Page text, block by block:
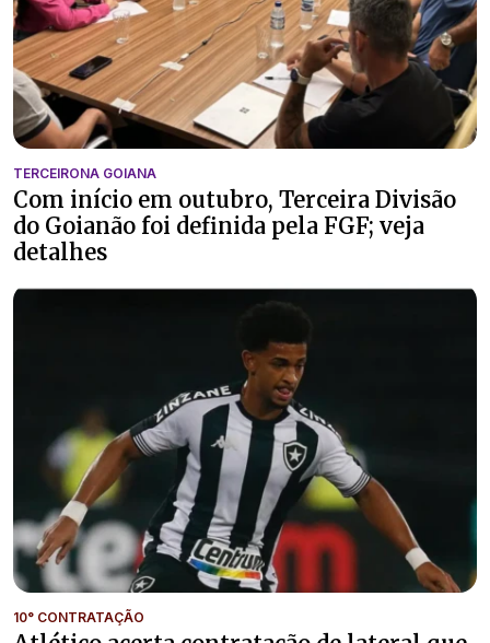
TERCEIRONA GOIANA
Com início em outubro, Terceira Divisão
do Goianão foi definida pela FGF; veja
detalhes
10° CONTRATAÇÃO